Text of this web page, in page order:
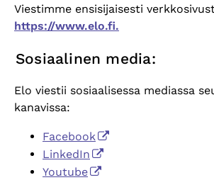
Viestimme ensisijaisesti
https://www.elo.fi.
Sosiaalinen media:
Elo viestii sosiaalisessa mediassa
kanavissa:
Facebook
LinkedIn
Youtube